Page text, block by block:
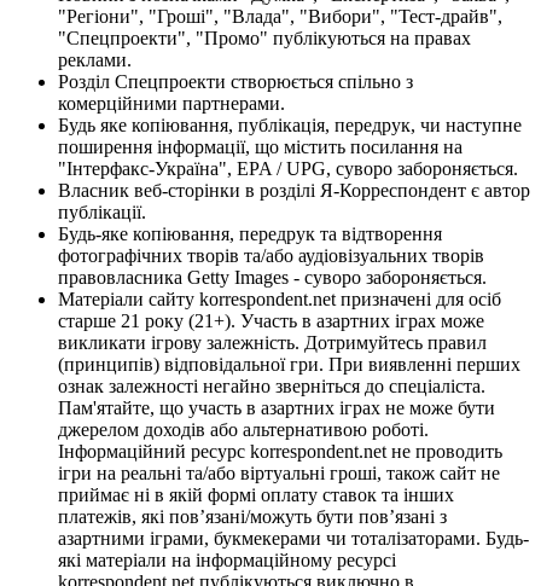
"Регіони", "Гроші", "Влада", "Вибори", "Тест-драйв",
"Спецпроекти", "Промо" публікуються на правах
реклами.
Розділ Спецпроекти створюється спільно з
комерційними партнерами.
Будь яке копіювання, публікація, передрук, чи наступне
поширення інформації, що містить посилання на
"Інтерфакс-Україна", EPA / UPG, суворо забороняється.
Власник веб-сторінки в розділі Я-Корреспондент є автор
публікації.
Будь-яке копіювання, передрук та відтворення
фотографічних творів та/або аудіовізуальних творів
правовласника Getty Images - суворо забороняється.
Матеріали сайту korrespondent.net призначені для осіб
старше 21 року (21+). Участь в азартних іграх може
викликати ігрову залежність. Дотримуйтесь правил
(принципів) відповідальної гри. При виявленні перших
ознак залежності негайно зверніться до спеціаліста.
Пам'ятайте, що участь в азартних іграх не може бути
джерелом доходів або альтернативою роботі.
Інформаційний ресурс korrespondent.net не проводить
ігри на реальні та/або віртуальні гроші, також сайт не
приймає ні в якій формі оплату ставок та інших
платежів, які пов’язані/можуть бути пов’язані з
азартними іграми, букмекерами чи тоталізаторами. Будь-
які матеріали на інформаційному ресурсі
korrespondent.net публікуються виключно в